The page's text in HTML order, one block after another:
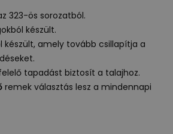
323-ös sorozatból.
készült.
készült, amely tovább csillapítja a
tapadást biztosít a talajhoz.
remek választás lesz a mindennapi